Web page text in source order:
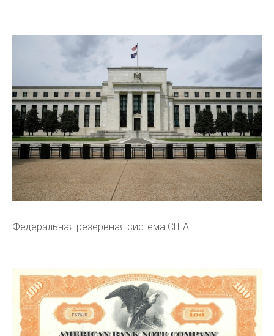
Федеральная резервная система США